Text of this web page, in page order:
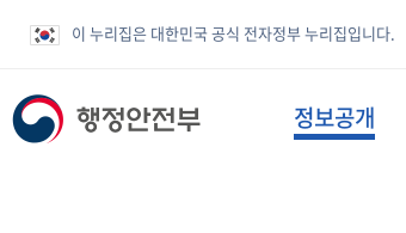
이 누리집은 대한민국 공식 전자정부 누리집입니다.
정보공개